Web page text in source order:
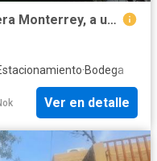
Propiedad en Venta en Ladrillera Monterrey, a un lado de nuevo sur
·Bodega
Ver en detalle